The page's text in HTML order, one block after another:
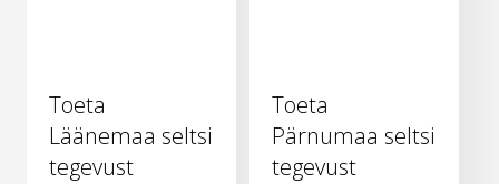
Toeta
Läänemaa seltsi
tegevust
Toeta
Pärnumaa seltsi
tegevust